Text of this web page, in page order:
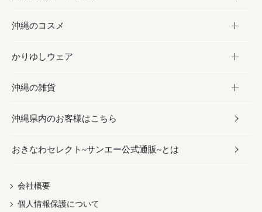
沖縄そば／乾麺
レトルト食品
乾物／粉類
塩
お酢／ドレッシング
しょうゆ
みそ
だし／スパイス／島唐辛子
黒糖
ちんすこう
伝統菓子
スナック
おつまみ
紅芋
お酒・ドリンク
泡盛
ビール・チューハイ
ワイン・ウィスキー・カクテル
ドリンク
茶葉
沖縄のコスメ
コスメ
スキンケア
ボディケア
ヘアケア
UVケア
かりゆしウェア
かりゆしウェア
メンズ
レディース
沖縄の雑貨
雑貨
沖縄ファッション
伝統工芸品
沖縄県内のお客様はこちら
おきなわセレクト~サンエー公式通販~とは
会社概要
個人情報保護について